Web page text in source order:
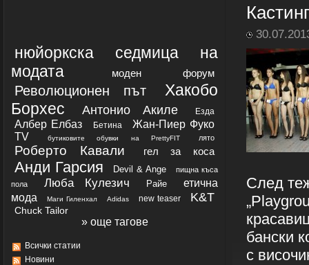
нюйоркска седмица на
модата
моден форум
Революционен път
Хакобо
Борхес
Антонио Акиле Езда
Албер Елбаз Бетина
Жан-Пиер Фуко
TV
бутиковите обувки на PrettyFIT лято
Роберто Кавали гел за коса
Анди Гарсия Devil & Ange
пищна къса
пола
Люба Кулезич Райе
етична
мода
Маги Гиленхал Adidas new teaser K&T
Chuck Tailor
» още тагове
Всички статии
Новини
След
бански
с